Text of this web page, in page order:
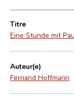
Titre
Eine Stunde mit
Auteur(e)
Fernand Hoffmann